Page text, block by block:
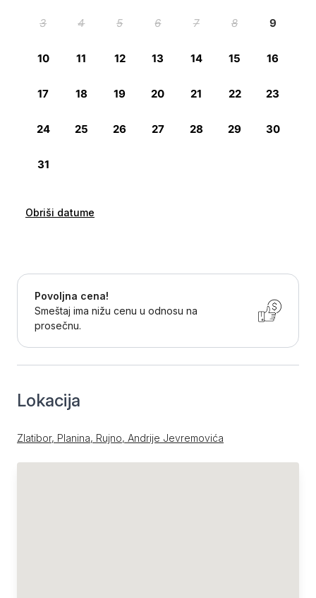
Obriši datume
Povoljna cena!
Smeštaj ima nižu cenu u odnosu na
prosečnu.
Lokacija
Zlatibor, Planina, Rujno, Andrije Jevremovića